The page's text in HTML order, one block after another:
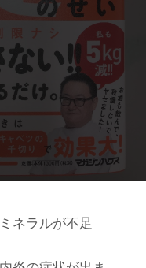
ネラルが不足